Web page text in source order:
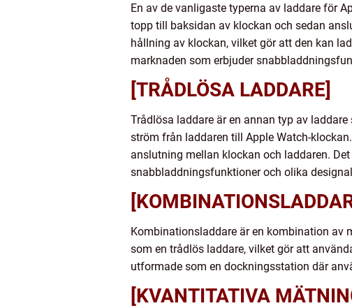
En av de vanligaste typerna av laddare för
topp till baksidan av klockan och sedan
hållning av klockan, vilket gör att den kan
marknaden som erbjuder
[TRÅDLÖSA LADDARE]
Trådlösa laddare är en annan typ av
ström från laddaren till Apple Watch-
anslutning mellan klockan och laddaren.
snabbladdningsfunktioner och olika
Kombinationsladdare är en kombination av
som en trådlös laddare, vilket gör att
utformade som en dockningsstation där
[KVANTITATIVA